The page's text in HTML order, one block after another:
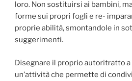
loro. Non sostituirsi ai bambini,
forme sui propri fogli e re-
proprie abilità, smontandole in
suggerimenti.
Disegnare il proprio autoritratto a
un’attività che permette di